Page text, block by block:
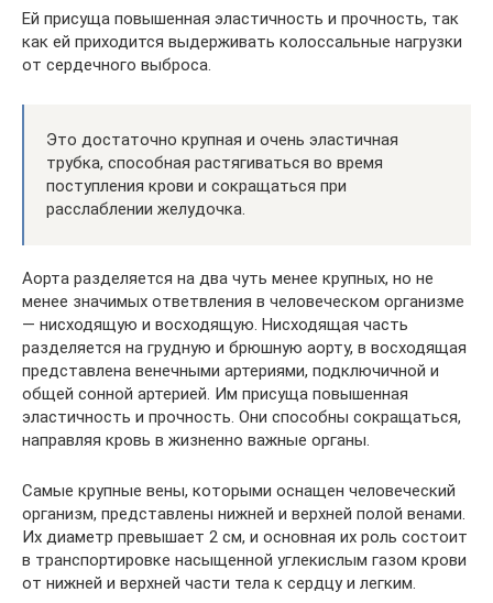
Ей присуща повышенная эластичность и прочность, так
как ей приходится выдерживать колоссальные нагрузки
от сердечного выброса.
Это достаточно крупная и очень эластичная
трубка, способная растягиваться во время
поступления крови и сокращаться при
расслаблении желудочка.
Аорта разделяется на два чуть менее крупных, но не
менее значимых ответвления в человеческом организме
— нисходящую и восходящую. Нисходящая часть
разделяется на грудную и брюшную аорту, в восходящая
представлена венечными артериями, подключичной и
общей сонной артерией. Им присуща повышенная
эластичность и прочность. Они способны сокращаться,
направляя кровь в жизненно важные органы.
Самые крупные вены, которыми оснащен человеческий
организм, представлены нижней и верхней полой венами.
Их диаметр превышает 2 см, и основная их роль состоит
в транспортировке насыщенной углекислым газом крови
от нижней и верхней части тела к сердцу и легким.